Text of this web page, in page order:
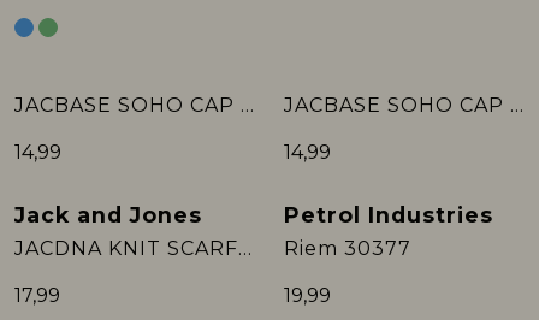
JACBASE SOHO CAP LN
14,99
JACBASE SOHO CAP LN
14,99
Jack and Jones
JACDNA KNIT SCARF NOOS
17,99
Petrol Industries
Riem 30377
19,99